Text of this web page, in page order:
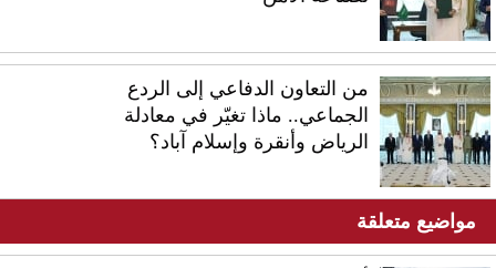
من التعاون الدفاعي إلى الردع
الجماعي.. ماذا تغيّر في معادلة
الرياض وأنقرة وإسلام آباد؟
مواضيع متعلقة